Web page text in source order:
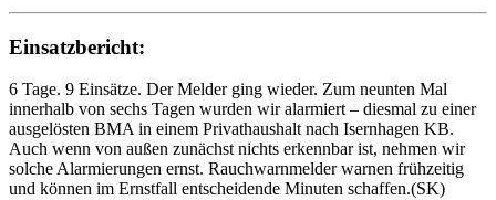
Einsatzbericht:
6 Tage. 9 Einsätze. Der Melder ging wieder. Zum neunten Mal
innerhalb von sechs Tagen wurden wir alarmiert – diesmal zu einer
ausgelösten BMA in einem Privathaushalt nach Isernhagen KB.
Auch wenn von außen zunächst nichts erkennbar ist, nehmen wir
solche Alarmierungen ernst. Rauchwarnmelder warnen frühzeitig
und können im Ernstfall entscheidende Minuten schaffen.(SK)